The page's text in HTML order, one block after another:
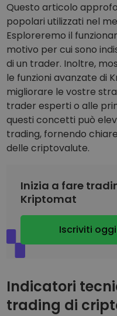
Avvisi di prezzo
Aggiornamenti dei
Scopri asset
Scopri opportunità di
Analisi dei dati del
Informazioni utili per
Questo articolo
popolari utilizzati nel
Esploreremo il
motivo per cui sono
di un trader. Inoltre,
le funzioni avanzate di
migliorare le vostre
trader esperti o alle
questi concetti può
trading, fornendo
delle criptovalute.
Inizia a fare
Kriptomat
Iscriviti
Indicatori
trading di